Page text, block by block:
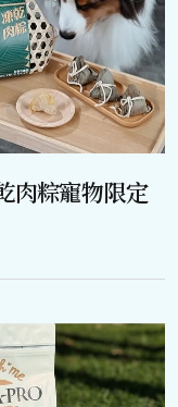
肉粽寵物限定